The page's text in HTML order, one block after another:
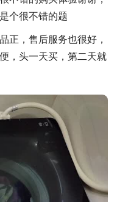
个很不错的题
正，售后服务也很好，
，头一天买，第二天就